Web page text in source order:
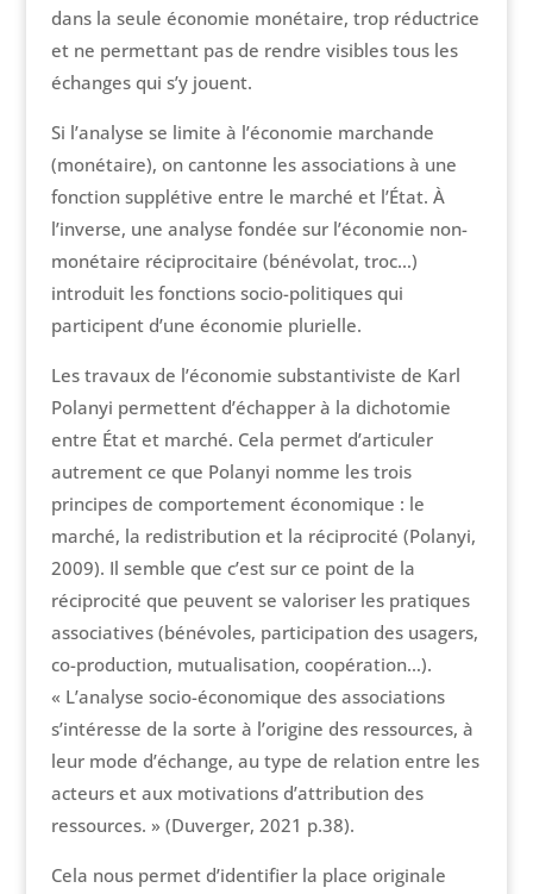
dans la seule économie monétaire, trop réductrice
et ne permettant pas de rendre visibles tous les
échanges qui s’y jouent.
Si l’analyse se limite à l’économie marchande
(monétaire), on cantonne les associations à une
fonction supplétive entre le marché et l’État. À
l’inverse, une analyse fondée sur l’économie non-
monétaire réciprocitaire (bénévolat, troc…)
introduit les fonctions socio-politiques qui
participent d’une économie plurielle.
Les travaux de l’économie substantiviste de Karl
Polanyi permettent d’échapper à la dichotomie
entre État et marché. Cela permet d’articuler
autrement ce que Polanyi nomme les trois
principes de comportement économique : le
marché, la redistribution et la réciprocité (Polanyi,
2009). Il semble que c’est sur ce point de la
réciprocité que peuvent se valoriser les pratiques
associatives (bénévoles, participation des usagers,
co-production, mutualisation, coopération…).
« L’analyse socio-économique des associations
s’intéresse de la sorte à l’origine des ressources, à
leur mode d’échange, au type de relation entre les
acteurs et aux motivations d’attribution des
ressources. » (Duverger, 2021 p.38).
Cela nous permet d’identifier la place originale